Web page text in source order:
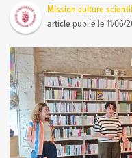
Mission culture
article publié le11/06/